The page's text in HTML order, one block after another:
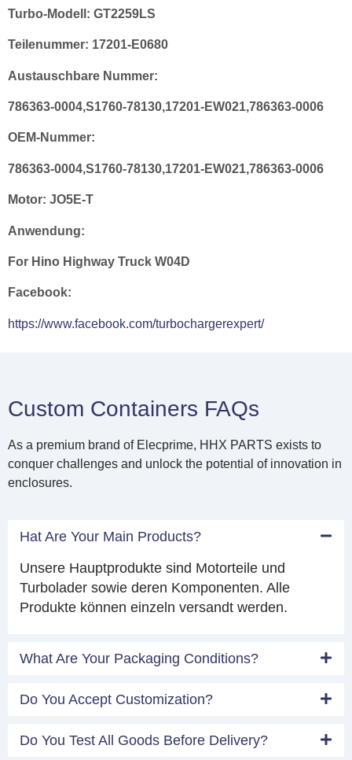
Turbo-Modell: GT2259LS
Teilenummer: 17201-E0680
Austauschbare Nummer:
786363-0004,S1760-78130,17201-EW021,786363-0006
OEM-Nummer:
786363-0004,S1760-78130,17201-EW021,786363-0006
Motor: JO5E-T
Anwendung:
For Hino Highway Truck W04D
Facebook:
https://www.facebook.com/turbochargerexpert/
Custom Containers FAQs
As a premium brand of Elecprime, HHX PARTS exists to
conquer challenges and unlock the potential of innovation in
enclosures.
Hat Are Your Main Products?
Unsere Hauptprodukte sind Motorteile und
Turbolader sowie deren Komponenten. Alle
Produkte können einzeln versandt werden.
What Are Your Packaging Conditions?
Do You Accept Customization?
Do You Test All Goods Before Delivery?